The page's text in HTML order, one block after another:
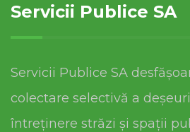
Servicii Publice SA
Servicii Publice SA
colectare selectivă a
întreținere străzi și spații